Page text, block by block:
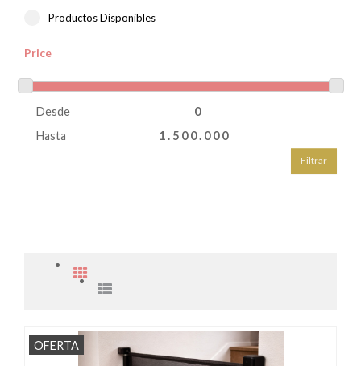
Productos Disponibles
Price
Desde
Hasta
Filtrar
OFERTA